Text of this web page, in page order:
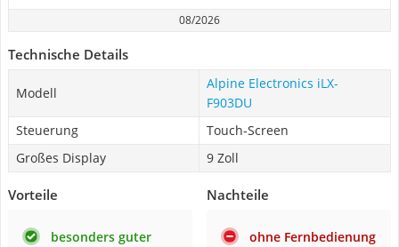
08/2026
Technische Details
Modell
Alpine Electronics iLX-
F903DU
Steuerung
Touch-Screen
Großes Display
9 Zoll
Vorteile
besonders guter
Nachteile
ohne Fernbedienung